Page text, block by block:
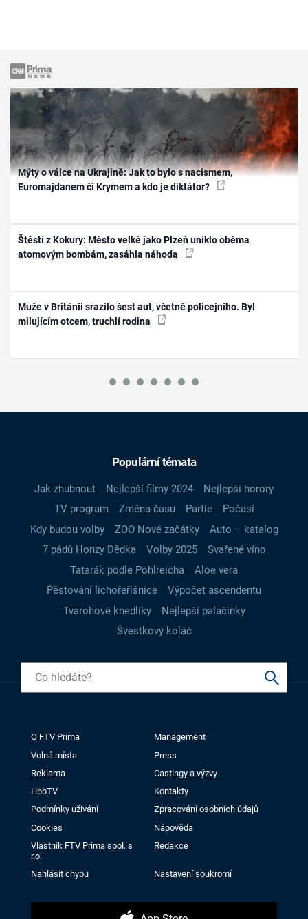
Mýty o válce na Ukrajině: Jak to bylo s nacismem,
Euromajdanem či Krymem a kdo je diktátor?
Štěstí z Kokury: Město velké jako Plzeň uniklo oběma
atomovým bombám, zasáhla náhoda
Muže v Británii srazilo šest aut, včetně policejního. Byl
milujícím otcem, truchlí rodina
Populární témata
Jak zhubnout Nejlepší filmy 2024
Nejlepší horory
TV program
Změna času Partie
Počasí
Kdy budou volby
ZOO Nové začátky
Auto – katalog
7 pádů Honzy Dědka
Volby 2025
Svařené víno
Tatarák podle Pohlreicha
Aloe vera
Pěstování lichořeřišnice
Výpočet ascendentu
Tvarohové knedlíky
Nejlepší palačinky
Švestkový koláč
O FTV Prima
Management
Volná místa
Press
Reklama
Castingy a výzvy
HbbTV
Kontakty
Podmínky užívání
Zpracování osobních údajů
Cookies
Nápověda
Vlastník FTV Prima spol. s
r.o.
Redakce
Nahlásit chybu Nastavení soukromí